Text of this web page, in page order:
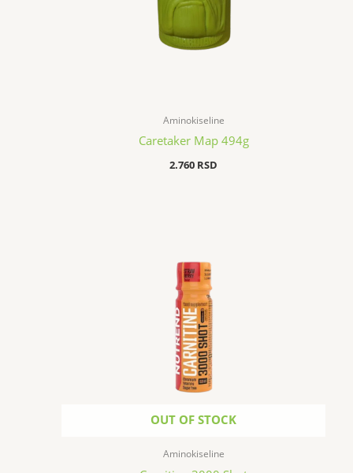
Aminokiseline
Caretaker Map 494g
2.760 RSD
OUT OF STOCK
Aminokiseline